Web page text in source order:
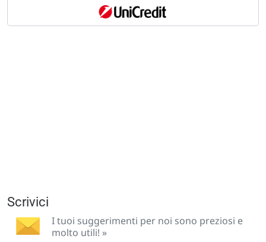
Scrivici
I tuoi suggerimenti per noi sono preziosi e
molto utili! »